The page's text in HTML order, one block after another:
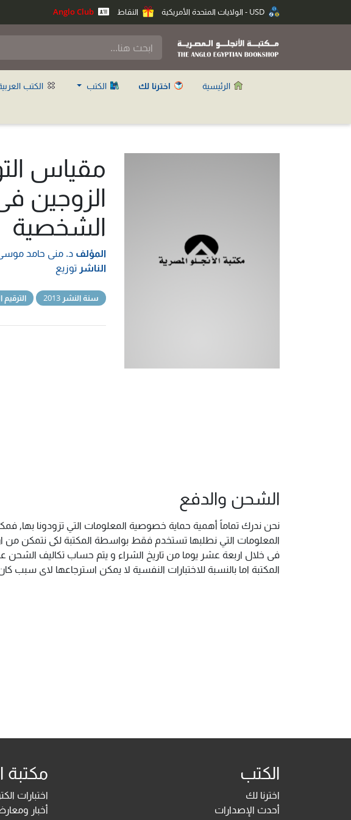
النقاط
الرئيسية اخترنا لك الكتب الكتب
مقياس
الزوجين
الشخصية
المؤلف د. منى حامد
الناشر توزيع
سنة النشر الترقيم
الشحن والدفع
نحن ندرك تماماً أهمية حماية خصوصية المعلومات التي تزودونا بها,
المعلومات التي نطلبها تستخدم فقط بواسطة المكتبة لكى نتمكن من
فى خلال اربعة عشر يوما من تاريخ الشراء و يتم حساب تكاليف الشحن
المكتبة اما بالنسبة للاختبارات النفسية لا يمكن استرجاعها لاى
الكتب
اخترنا لك
أحدث الإصدارات
مكتبة
اختبارات
أخبار